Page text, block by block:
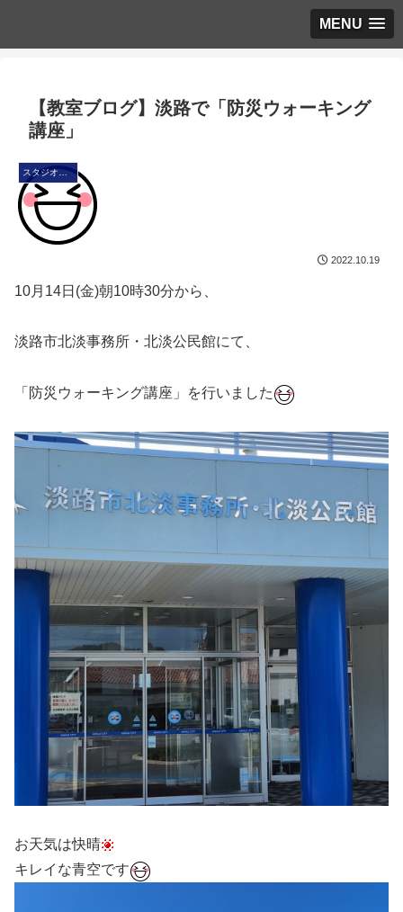
MENU
【教室ブログ】淡路で「防災ウォーキング
講座」
スタジオ・ブログ
2022.10.19
10月14日(金)朝10時30分から、
淡路市北淡事務所・北淡公民館にて、
「防災ウォーキング講座」を行いました
お天気は快晴
キレイな青空です